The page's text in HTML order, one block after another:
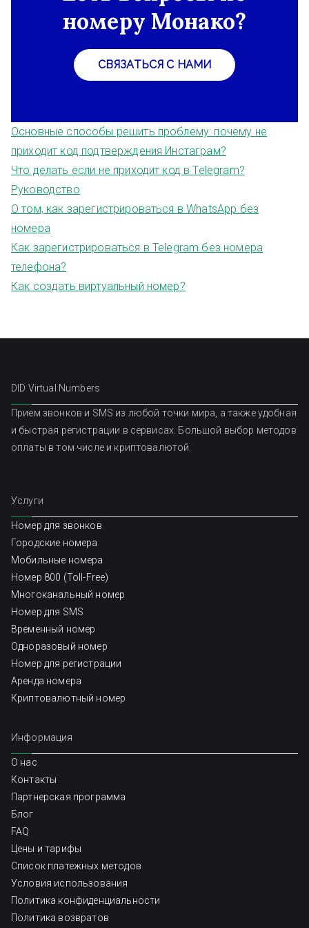
номеру Монако?
СВЯЗАТЬСЯ С НАМИ
Основные способы решить проблему: почему не
приходит код подтверждения Инстаграм?
Что делать если не приходит код в Telegram?
Руководство
О том, как зарегистрироваться в WhatsApp без
номера
Как зарегистрироваться в Telegram без номера
телефона?
Как создать виртуальный номер?
DID Virtual Numbers
Прием звонков и SMS из любой точки мира, а также удобная
и быстрая регистрации в сервисах. Большой выбор методов
оплаты в том числе и криптовалютой.
Услуги
Номер для звонков
Городские номера
Мобильные номера
Номер 800 (Toll-Free)
Многоканальный номер
Номер для SMS
Временный номер
Одноразовый номер
Номер для регистрации
Аренда номера
Криптовалютный номер
Информация
О нас
Контакты
Партнерская программа
Блог
FAQ
Цены и тарифы
Список платежных методов
Условия использования
Политика конфиденциальности
Политика возвратов